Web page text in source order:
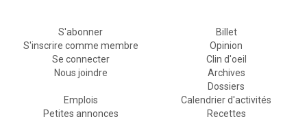
S'abonner
S'inscrire comme membre
Se connecter
Nous joindre
Billet
Opinion
Clin d'oeil
Archives
Dossiers
Emplois
Petites annonces
Calendrier d'activités
Recettes